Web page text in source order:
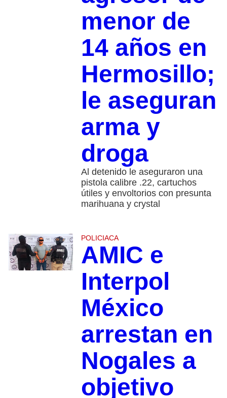
menor de
14 años en
Hermosillo;
le aseguran
arma y
droga
Al detenido le aseguraron una
pistola calibre .22, cartuchos
útiles y envoltorios con presunta
marihuana y crystal
POLICIACA
AMIC e
Interpol
México
arrestan en
Nogales a
objetivo